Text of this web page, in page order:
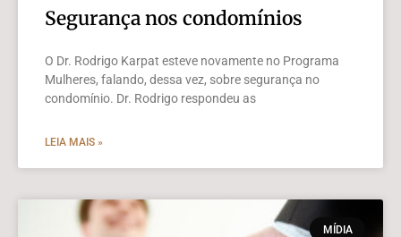
Segurança nos condomínios
O Dr. Rodrigo Karpat esteve novamente no Programa
Mulheres, falando, dessa vez, sobre segurança no
condomínio. Dr. Rodrigo respondeu as
LEIA MAIS »
MÍDIA